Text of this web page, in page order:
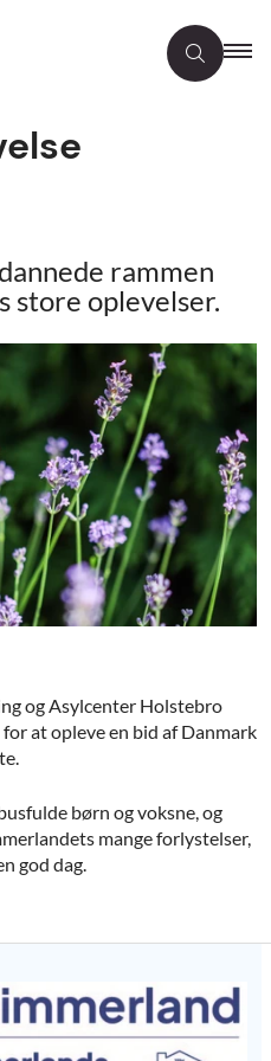
rammen
store oplevelser.
og Asylcenter Holstebro
at opleve en bid af Danmark
børn og voksne, og
mange forlystelser,
god dag.